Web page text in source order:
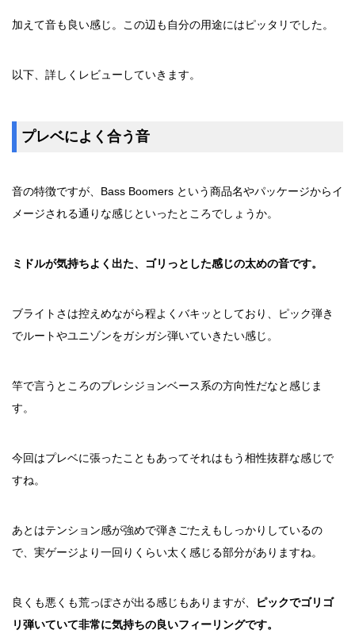
加えて音も良い感じ。この辺も自分の用途にはピッタリでした。
以下、詳しくレビューしていきます。
プレベによく合う音
音の特徴ですが、Bass Boomers という商品名やパッケージからイ
メージされる通りな感じといったところでしょうか。
ミドルが気持ちよく出た、ゴリっとした感じの太めの音です。
ブライトさは控えめながら程よくバキッとしており、ピック弾き
でルートやユニゾンをガシガシ弾いていきたい感じ。
竿で言うところのプレシジョンベース系の方向性だなと感じま
す。
今回はプレベに張ったこともあってそれはもう相性抜群な感じで
すね。
あとはテンション感が強めで弾きごたえもしっかりしているの
で、実ゲージより一回りくらい太く感じる部分がありますね。
良くも悪くも荒っぽさが出る感じもありますが、
ピックでゴリゴ
リ弾いていて非常に気持ちの良いフィーリングです。